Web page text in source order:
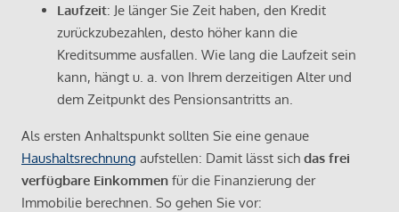
Laufzeit: Je länger Sie Zeit haben, den Kredit
zurückzubezahlen, desto höher kann die
Kreditsumme ausfallen. Wie lang die Laufzeit sein
kann, hängt u. a. von Ihrem derzeitigen Alter und
dem Zeitpunkt des Pensionsantritts an.
Als ersten Anhaltspunkt sollten Sie eine genaue
Haushaltsrechnung aufstellen: Damit lässt sich das frei
verfügbare Einkommen für die Finanzierung der
Immobilie berechnen. So gehen Sie vor: